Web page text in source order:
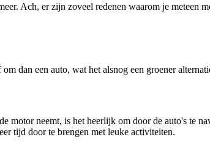
Ach, er zijn zoveel redenen waarom je meteen
dan een auto, wat het alsnog een groener
motor neemt, is het heerlijk om door de auto's te
tijd door te brengen met leuke activiteiten.